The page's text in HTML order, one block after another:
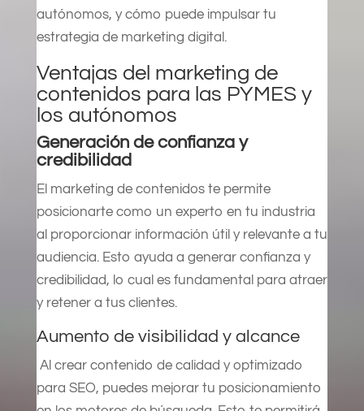
autónomos, y cómo puede impulsar tu
estrategia de marketing digital.
Ventajas del marketing de
contenidos para las PYMES y
los autónomos
Generación de confianza y
credibilidad
El marketing de contenidos te permite
posicionarte como un experto en tu industria
al proporcionar información útil y relevante a tu
audiencia. Esto ayuda a generar confianza y
credibilidad, lo cual es fundamental para atraer
y retener a tus clientes.
Aumento de visibilidad y alcance
Al crear contenido de calidad y optimizado
para SEO, puedes mejorar tu posicionamiento